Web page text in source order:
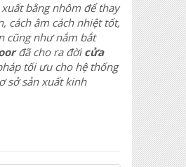
bằng nhôm để thay
cách âm cách nhiệt tốt,
cũng như nắm bắt
đã cho ra đờicửa
tối ưu cho hệ thống
sở sản xuất kinh